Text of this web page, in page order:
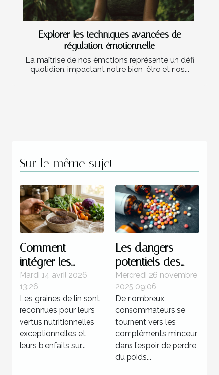
Explorer les techniques avancées de
régulation émotionnelle
La maîtrise de nos émotions représente un défi
quotidien, impactant notre bien-être et nos...
Sur le même sujet
Comment
intégrer les
graines de lin
dans des
recettes
quotidiennes
pour améliorer la
santé?
Mardi 14 avril 2026
13:26
Les graines de lin sont
reconnues pour leurs
vertus nutritionnelles
exceptionnelles et
leurs bienfaits sur...
Les dangers
potentiels des
compléments
minceur sur la
santé
Mercredi 26 novembre
2025 09:06
De nombreux
consommateurs se
tournent vers les
compléments minceur
dans l’espoir de perdre
du poids...